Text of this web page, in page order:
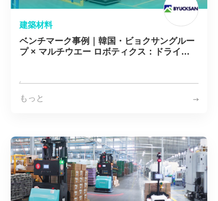
建築材料
ベンチマーク事例｜韓国・ビョクサングルー
プ × マルチウエー ロボティクス：ドライブ
もっと